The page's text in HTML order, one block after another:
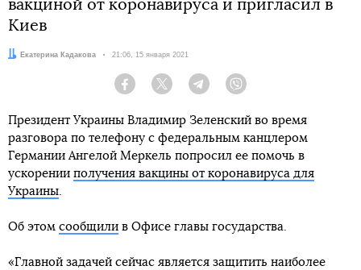
вакциной от коронавируса и пригласил в
Киев
Автор:Екатерина Кадакова Дата:
21:06, 15 января 2021
Facebook Twitter Telegram
Президент Украины Владимир Зеленский во время
разговора по телефону с федеральным канцлером
Германии Ангелой Меркель попросил ее помочь в
ускорении получения вакцины от коронавируса для
Украины.
Об этом сообщили в Офисе главы государства.
«Главной задачей сейчас является защитить наиболее